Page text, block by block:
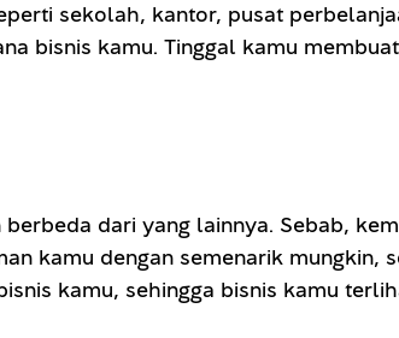
sekolah, kantor, pusat
bisnis kamu. Tinggal kamu
dari yang lainnya. Sebab,
kamu dengan semenarik mungkin,
kamu, sehingga bisnis kamu